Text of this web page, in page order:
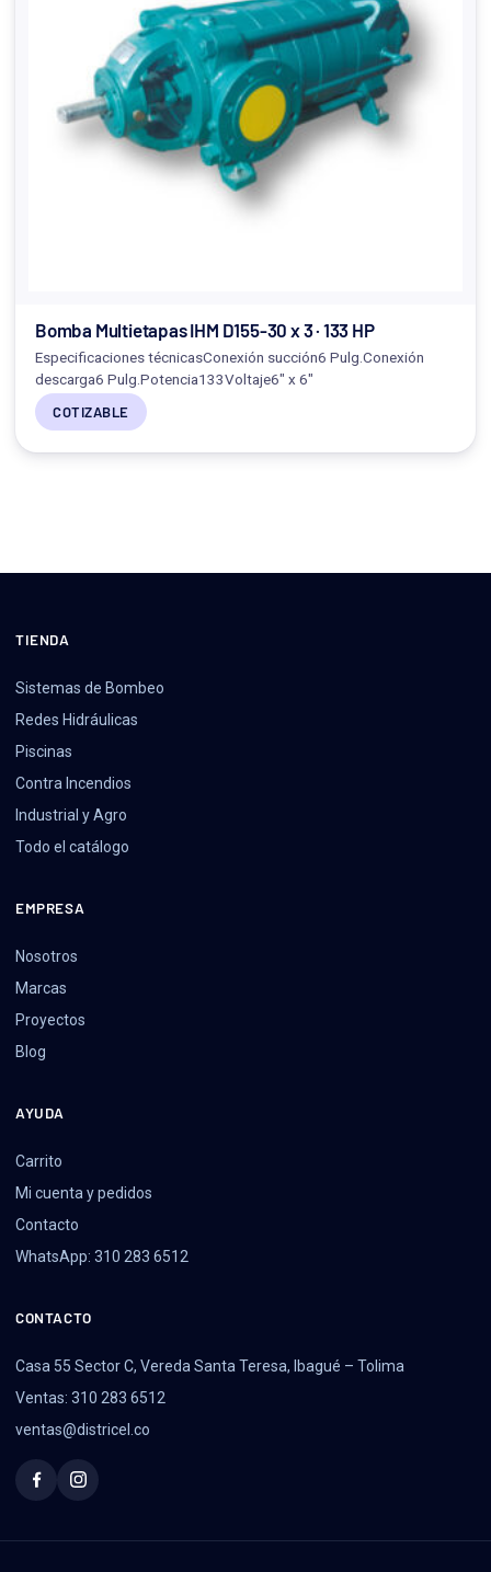
Bomba Multietapas IHM D155-30 x 3 · 133 HP
Especificaciones técnicasConexión succión6 Pulg.Conexión
descarga6 Pulg.Potencia133Voltaje6" x 6"
COTIZABLE
TIENDA
Sistemas de Bombeo
Redes Hidráulicas
Piscinas
Contra Incendios
Industrial y Agro
Todo el catálogo
EMPRESA
Nosotros
Marcas
Proyectos
Blog
AYUDA
Carrito
Mi cuenta y pedidos
Contacto
WhatsApp: 310 283 6512
CONTACTO
Casa 55 Sector C, Vereda Santa Teresa, Ibagué – Tolima
Ventas: 310 283 6512
ventas@districel.co